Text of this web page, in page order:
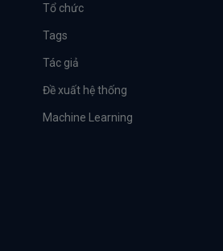
Tổ chức
Tags
Tác giả
Đề xuất hệ thống
Machine Learning